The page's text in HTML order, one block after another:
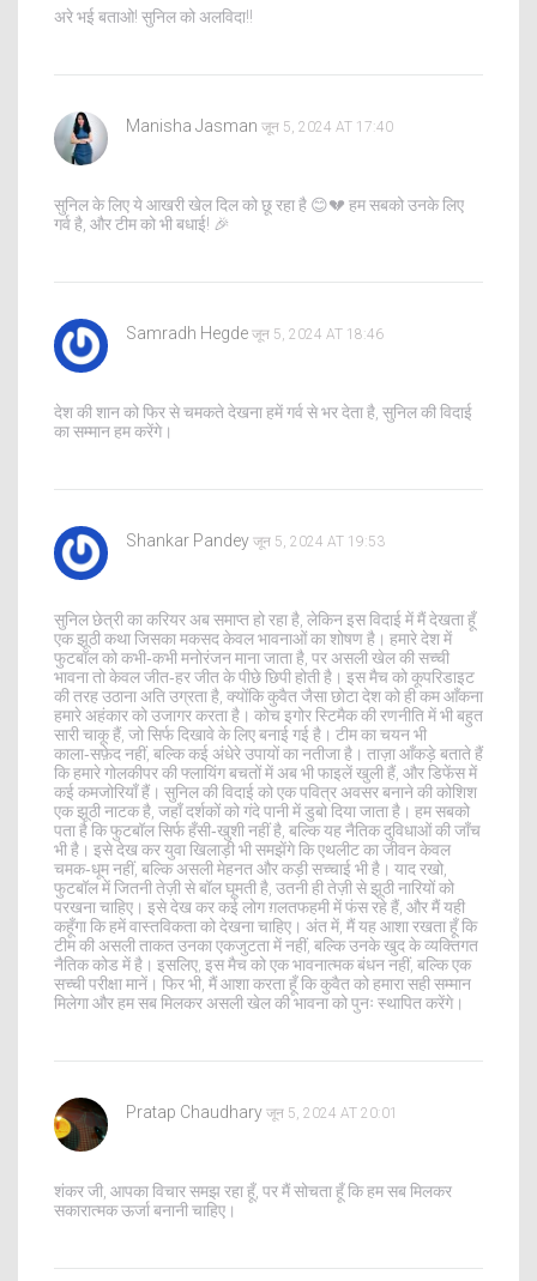
अरे भई बताओ! सुनिल को अलविदा!!
Manisha Jasman जून 5, 2024 AT 17:40
सुनिल के लिए ये आखरी खेल दिल को छू रहा है 😊💔 हम सबको उनके लिए
गर्व है, और टीम को भी बधाई! 🎉
Samradh Hegde जून 5, 2024 AT 18:46
देश की शान को फिर से चमकते देखना हमें गर्व से भर देता है, सुनिल की विदाई
का सम्मान हम करेंगे।
Shankar Pandey जून 5, 2024 AT 19:53
सुनिल छेत्री का करियर अब समाप्त हो रहा है, लेकिन इस विदाई में मैं देखता हूँ
एक झूठी कथा जिसका मकसद केवल भावनाओं का शोषण है। हमारे देश में
फुटबॉल को कभी‑कभी मनोरंजन माना जाता है, पर असली खेल की सच्ची
भावना तो केवल जीत‑हर जीत के पीछे छिपी होती है। इस मैच को कूपरिडाइट
की तरह उठाना अति उग्रता है, क्योंकि कुवैत जैसा छोटा देश को ही कम आँकना
हमारे अहंकार को उजागर करता है। कोच इगोर स्टिमैक की रणनीति में भी बहुत
सारी चाकू हैं, जो सिर्फ दिखावे के लिए बनाई गई है। टीम का चयन भी
काला‑सफ़ेद नहीं, बल्कि कई अंधेरे उपायों का नतीजा है। ताज़ा आँकड़े बताते हैं
कि हमारे गोलकीपर की फ्लायिंग बचतों में अब भी फाइलें खुली हैं, और डिफेंस में
कई कमजोरियाँ हैं। सुनिल की विदाई को एक पवित्र अवसर बनाने की कोशिश
एक झूठी नाटक है, जहाँ दर्शकों को गंदे पानी में डुबो दिया जाता है। हम सबको
पता है कि फुटबॉल सिर्फ हँसी‑खुशी नहीं है, बल्कि यह नैतिक दुविधाओं की जाँच
भी है। इसे देख कर युवा खिलाड़ी भी समझेंगे कि एथलीट का जीवन केवल
चमक‑धूम नहीं, बल्कि असली मेहनत और कड़ी सच्चाई भी है। याद रखो,
फुटबॉल में जितनी तेज़ी से बॉल घूमती है, उतनी ही तेज़ी से झूठी नारियों को
परखना चाहिए। इसे देख कर कई लोग ग़लतफहमी में फंस रहे हैं, और मैं यही
कहूँगा कि हमें वास्तविकता को देखना चाहिए। अंत में, मैं यह आशा रखता हूँ कि
टीम की असली ताकत उनका एकजुटता में नहीं, बल्कि उनके खुद के व्यक्तिगत
नैतिक कोड में है। इसलिए, इस मैच को एक भावनात्मक बंधन नहीं, बल्कि एक
सच्ची परीक्षा मानें। फिर भी, मैं आशा करता हूँ कि कुवैत को हमारा सही सम्मान
मिलेगा और हम सब मिलकर असली खेल की भावना को पुनः स्थापित करेंगे।
Pratap Chaudhary जून 5, 2024 AT 20:01
शंकर जी, आपका विचार समझ रहा हूँ, पर मैं सोचता हूँ कि हम सब मिलकर
सकारात्मक ऊर्जा बनानी चाहिए।